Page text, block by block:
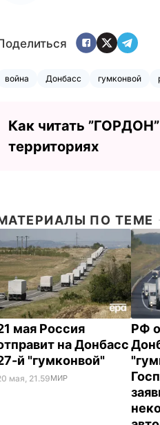
война Донбасс гумконвой
Как читать
территориях
ПО ТЕМЕ
мая Россия
на Донбасс
й "гумконвой"
мая, 21.59МИР
РФ